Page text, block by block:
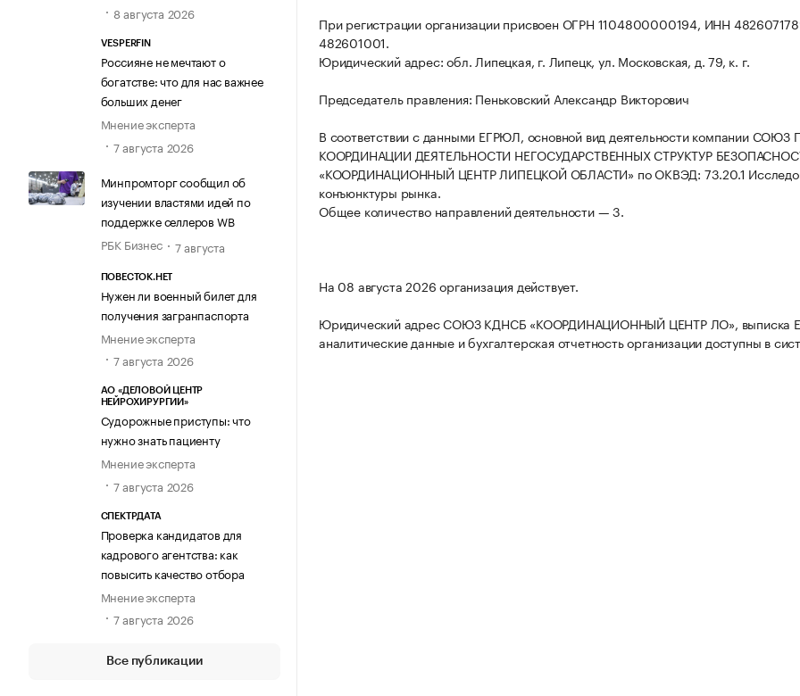
8 августа 2026
VESPERFIN
Россияне не мечтают о
богатстве: что для нас важнее
больших денег
Мнение эксперта
7 августа 2026
Минпромторг сообщил об
изучении властями идей по
поддержке селлеров WB
РБК Бизнес
7 августа
ПОВЕСТОК.НЕТ
Нужен ли военный билет для
получения загранпаспорта
Мнение эксперта
7 августа 2026
АО «ДЕЛОВОЙ ЦЕНТР
НЕЙРОХИРУРГИИ»
Судорожные приступы: что
нужно знать пациенту
Мнение эксперта
7 августа 2026
СПЕКТРДАТА
Проверка кандидатов для
кадрового агентства: как
повысить качество отбора
Мнение эксперта
7 августа 2026
Все публикации
При регистрации организации присвоен ОГРН 1104800000194, ИНН
482601001.
Юридический адрес: обл. Липецкая, г. Липецк, ул. Московская, д. 79, к. г.
Председатель правления: Пеньковский Александр Викторович
В соответствии с данными ЕГРЮЛ, основной вид деятельности компании СОЮЗ
КООРДИНАЦИИ ДЕЯТЕЛЬНОСТИ НЕГОСУДАРСТВЕННЫХ СТРУКТУР
«КООРДИНАЦИОННЫЙ ЦЕНТР ЛИПЕЦКОЙ ОБЛАСТИ» по ОКВЭД: 73.20.1
конъюнктуры рынка.
Общее количество направлений деятельности — 3.
На 08 августа 2026 организация действует.
Юридический адрес СОЮЗ КДНСБ «КООРДИНАЦИОННЫЙ ЦЕНТР ЛО», выписка
аналитические данные и бухгалтерская отчетность организации доступны в